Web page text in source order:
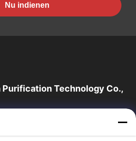
Nu indienen
Purification Technology Co.,
fabrikant en exporteur van
bieden wij een volledige lijn van